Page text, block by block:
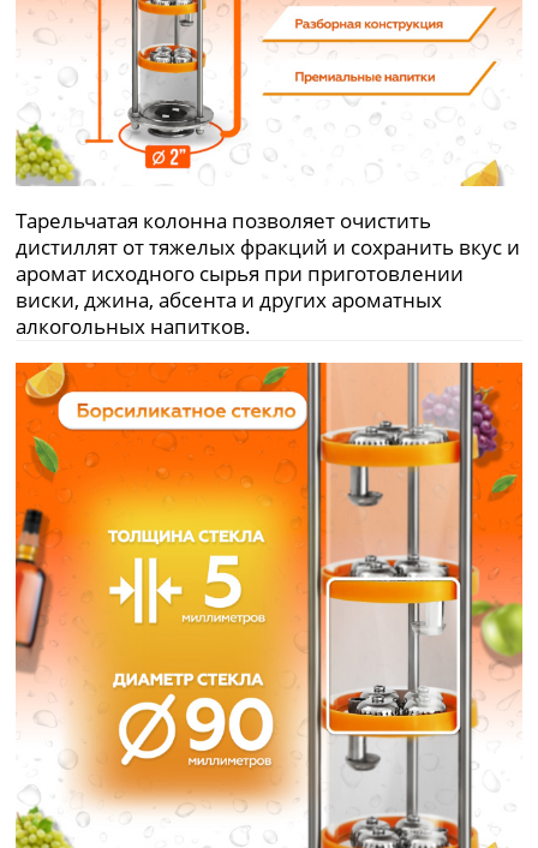
Тарельчатая колонна позволяет очистить
дистиллят от тяжелых фракций и сохранить вкус и
аромат исходного сырья при приготовлении
виски, джина, абсента и других ароматных
алкогольных напитков.